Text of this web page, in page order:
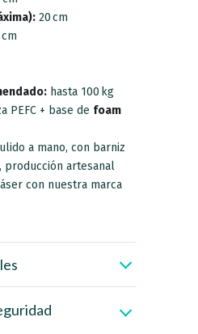
20 cm
cm
hasta 100 kg
PEFC + base de foam
a mano, con barniz
producción artesanal
con nuestra marca